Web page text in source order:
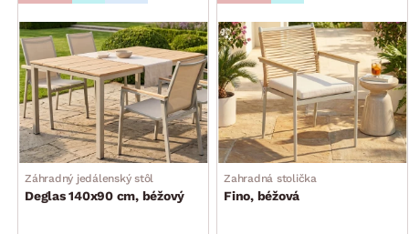
Záhradný jedálenský stôl
Deglas 140x90 cm, béžový
Zahradná stolička
Fino, béžová